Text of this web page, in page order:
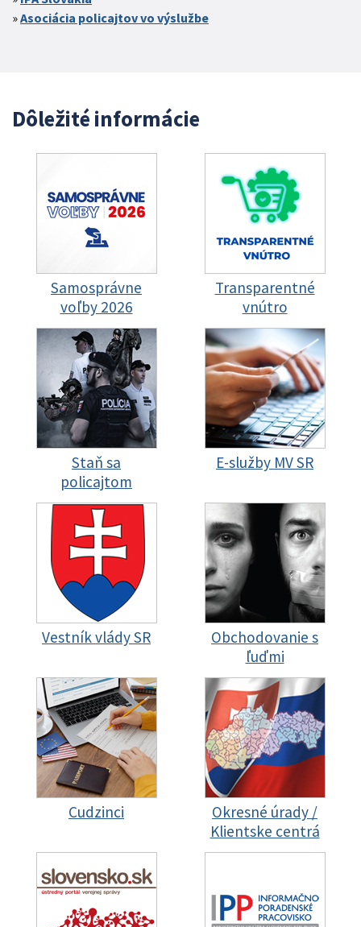
Asociácia policajtov vo výslužbe
Dôležité informácie
Samosprávne
voľby 2026
Transparentné
vnútro
Staň sa
policajtom
E-služby MV SR
Vestník vlády SR
Obchodovanie s
ľuďmi
Cudzinci
Okresné úrady /
Klientske centrá